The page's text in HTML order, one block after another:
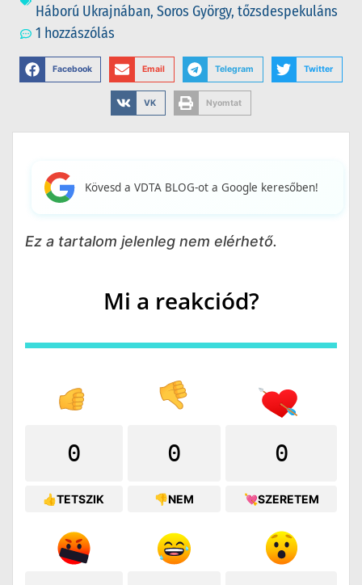
Háború Ukrajnában, Soros György, tőzsdespekuláns
1 hozzászólás
Facebook Email Telegram Twitter
VK Nyomtat
Kövesd a VDTA BLOG-ot a Google keresőben!
Ez a tartalom jelenleg nem elérhető.
Mi a reakciód?
0
👍TETSZIK
0
👎NEM
0
💘SZERETEM